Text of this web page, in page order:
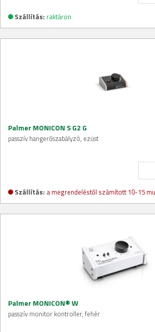
Szállítás: raktáron
Palmer MONICON S G2 G
passzív hangerőszabályzó, ezüst
Szállítás: a megrendeléstől számított 10-15
Palmer MONICON® W
passzív monitor kontroller, fehér